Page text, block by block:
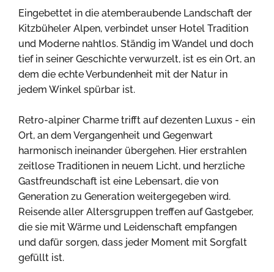
Eingebettet in die atemberaubende Landschaft der
Kitzbüheler Alpen, verbindet unser Hotel Tradition
und Moderne nahtlos. Ständig im Wandel und doch
tief in seiner Geschichte verwurzelt, ist es ein Ort, an
dem die echte Verbundenheit mit der Natur in
jedem Winkel spürbar ist.
Retro-alpiner Charme trifft auf dezenten Luxus - ein
Ort, an dem Vergangenheit und Gegenwart
harmonisch ineinander übergehen. Hier erstrahlen
zeitlose Traditionen in neuem Licht, und herzliche
Gastfreundschaft ist eine Lebensart, die von
Generation zu Generation weitergegeben wird.
Reisende aller Altersgruppen treffen auf Gastgeber,
die sie mit Wärme und Leidenschaft empfangen
und dafür sorgen, dass jeder Moment mit Sorgfalt
gefüllt ist.